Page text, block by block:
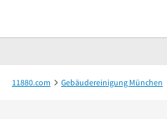
11880.com
Gebäudereinigung München